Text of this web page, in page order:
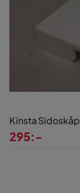
Kinsta
295:-